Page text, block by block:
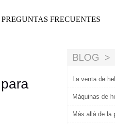
PREGUNTAS FRECUENTES
BLOG
La venta de
Máquinas de
rtesanales, un
dar la calidad
Más allá de la